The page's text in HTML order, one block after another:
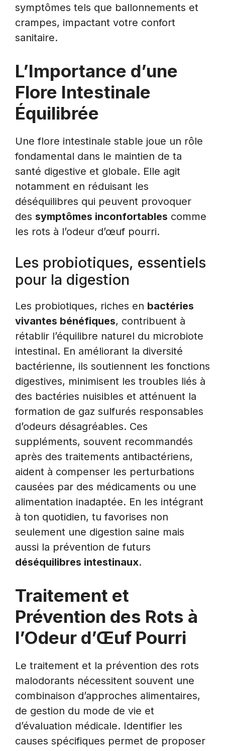
symptômes tels que ballonnements et
crampes, impactant votre confort
sanitaire.
L’Importance d’une
Flore Intestinale
Équilibrée
Une flore intestinale stable joue un rôle
fondamental dans le maintien de ta
santé digestive et globale. Elle agit
notamment en réduisant les
déséquilibres qui peuvent provoquer
des symptômes inconfortables comme
les rots à l’odeur d’œuf pourri.
Les probiotiques, essentiels
pour la digestion
Les probiotiques, riches en bactéries
vivantes bénéfiques, contribuent à
rétablir l’équilibre naturel du microbiote
intestinal. En améliorant la diversité
bactérienne, ils soutiennent les fonctions
digestives, minimisent les troubles liés à
des bactéries nuisibles et atténuent la
formation de gaz sulfurés responsables
d’odeurs désagréables. Ces
suppléments, souvent recommandés
après des traitements antibactériens,
aident à compenser les perturbations
causées par des médicaments ou une
alimentation inadaptée. En les intégrant
à ton quotidien, tu favorises non
seulement une digestion saine mais
aussi la prévention de futurs
déséquilibres intestinaux.
Traitement et
Prévention des Rots à
l’Odeur d’Œuf Pourri
Le traitement et la prévention des rots
malodorants nécessitent souvent une
combinaison d’approches alimentaires,
de gestion du mode de vie et
d’évaluation médicale. Identifier les
causes spécifiques permet de proposer